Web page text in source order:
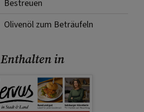
Bestreuen
Olivenöl zum Beträufeln
Enthalten in